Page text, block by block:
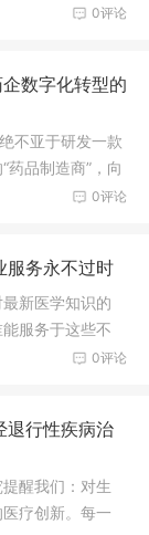
，将“稳定”置0评论
数字化转型的
不亚于研发一款
药品制造商”，向
0评论
服务永不过时
新医学知识的
服务于这些不
地。
0评论
退行性疾病治
醒我们：对生
疗创新。每一